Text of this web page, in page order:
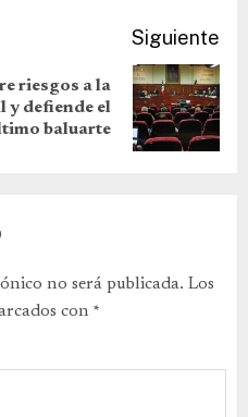
Siguiente
riesgos a la
y defiende el
baluarte
no será publicada. Los
con *